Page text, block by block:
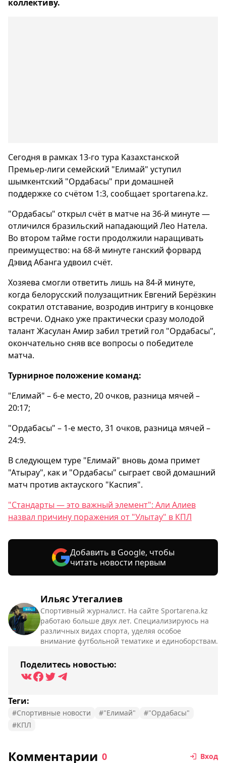
Ильяс Утегалиев
Спортивный журналист. На сайте Sportarena.kz
работаю больше двух лет. Специализируюсь на
различных видах спорта, уделяя особое
внимание футбольной тематике и единоборствам.
Поделитесь новостью:
Теги:
#Спортивные новости #"Елимай"
#"Ордабасы"
#КПЛ
коллективу.
Сегодня в рамках 13-го тура Казахстанской
Премьер-лиги семейский "Елимай" уступил
шымкентский "Ордабасы" при домашней
поддержке со счётом 1:3, сообщает sportarena.kz.
"Ордабасы" открыл счёт в матче на 36-й минуте —
отличился бразильский нападающий Лео Натела.
Во втором тайме гости продолжили наращивать
преимущество: на 68-й минуте ганский форвард
Дэвид Абанга удвоил счёт.
Хозяева смогли ответить лишь на 84-й минуте,
когда белорусский полузащитник Евгений Берёзкин
сократил отставание, возродив интригу в концовке
встречи. Однако уже практически сразу молодой
талант Жасулан Амир забил третий гол "Ордабасы",
окончательно сняв все вопросы о победителе
матча.
Турнирное положение команд:
"Елимай" – 6-е место, 20 очков, разница мячей –
20:17;
"Ордабасы" – 1-е место, 31 очков, разница мячей –
24:9.
В следующем туре "Елимай" вновь дома примет
"Атырау", как и "Ордабасы" сыграет свой домашний
матч против актауского "Каспия".
"Стандарты — это важный элемент": Али Алиев
назвал причину поражения от "Улытау" в КПЛ
Добавить в Google, чтобы
читать новости первым
Комментарии 0 Вход